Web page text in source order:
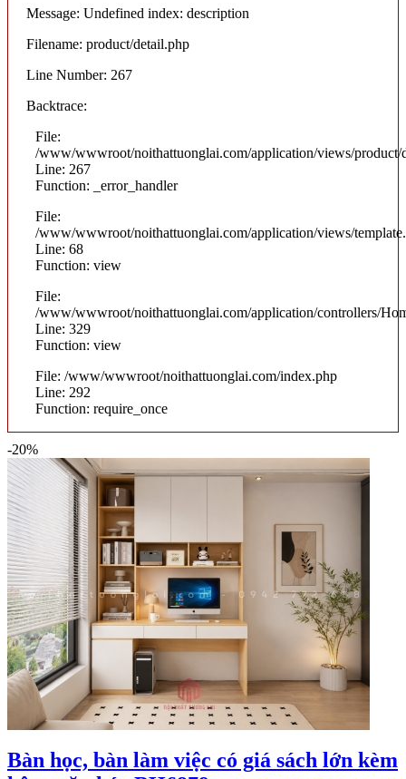
Message: Undefined index: description
Filename: product/detail.php
Line Number: 267
Backtrace:
File:
/www/wwwroot/noithattuonglai.com/application/views/product/
Line: 267
Function: _error_handler
File:
/www/wwwroot/noithattuonglai.com/application/views/
Line: 68
Function: view
File:
/www/wwwroot/noithattuonglai.com/application/controllers/
Line: 329
Function: view
File: /www/wwwroot/noithattuonglai.com/index.php
Line: 292
Function: require_once
-20%
Bàn học, bàn làm việc có giá sách lớn kèm